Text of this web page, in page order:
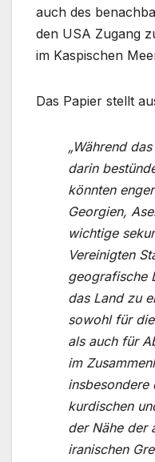
auch des
den USA Zugang
im Kaspischen
Das Papier stellt
„Während
darin
könnten
Georgien,
wichtige
Vereinigten
geografische
das Land zu
sowohl für
als auch für
im
insbesondere
kurdischen
der Nähe der
iranischen